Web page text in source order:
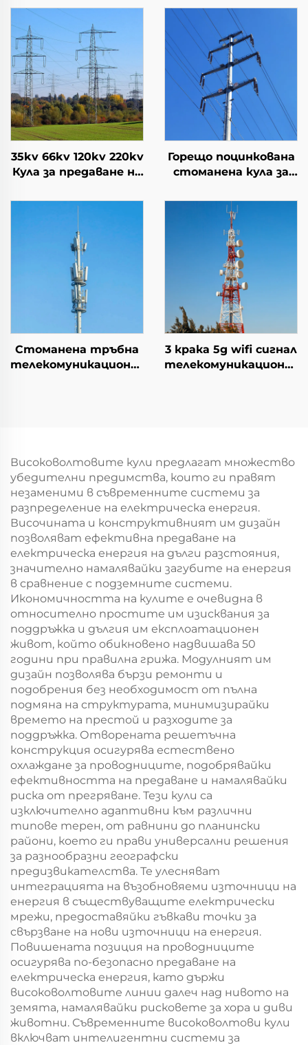
35kv 66kv 120kv 220kv
Кула за предаване на
енергия Решетъчна
Горещо поцинкована
стоманена кула за
електроенергия
Стоманена тръбна
телекомуникационна
3 крака 5g wifi сигнал
телекомуникационна
Високоволтовите кули предлагат множество
убедителни предимства, които ги правят
незаменими в съвременните системи за
разпределение на електрическа енергия.
Височината и конструктивният им дизайн
позволяват ефективна предаване на
електрическа енергия на дълги разстояния,
значително намалявайки загубите на енергия
в сравнение с подземните системи.
Икономичността на кулите е очевидна в
относително простите им изисквания за
поддръжка и дългия им експлоатационен
живот, който обикновено надвишава 50
години при правилна грижа. Модулният им
дизайн позволява бързи ремонти и
подобрения без необходимост от пълна
подмяна на структурата, минимизирайки
времето на престой и разходите за
поддръжка. Отворената решетъчна
конструкция осигурява естествено
охлаждане за проводниците, подобрявайки
ефективността на предаване и намалявайки
риска от прегряване. Тези кули са
изключително адаптивни към различни
типове терен, от равнини до планински
райони, което ги прави универсални решения
за разнообразни географски
предизвикателства. Те улесняват
интеграцията на възобновяеми източници на
енергия в съществуващите електрически
мрежи, предоставяйки гъвкави точки за
свързване на нови източници на енергия.
Повишената позиция на проводниците
осигурява по-безопасно предаване на
електрическа енергия, като държи
високоволтовите линии далеч над нивото на
земята, намалявайки рисковете за хора и диви
животни. Съвременните високоволтови кули
включват интелигентни системи за